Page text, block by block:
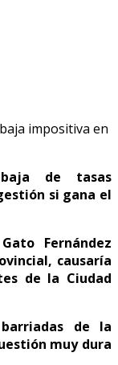
de tasas
si gana el
Fernández
causaría
de la Ciudad
de la
muy dura